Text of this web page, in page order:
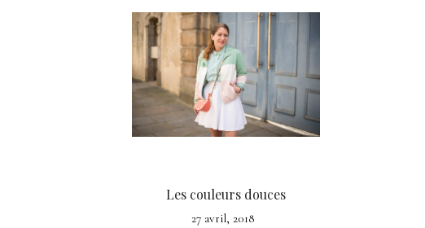
Les couleurs douces
27 avril, 2018